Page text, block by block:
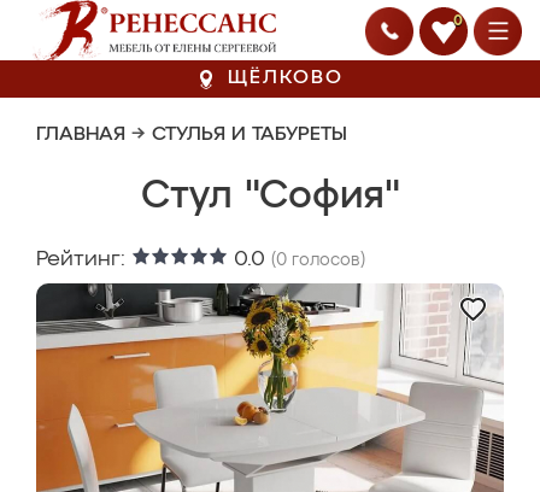
0
ЩЁЛКОВО
ГЛАВНАЯ → СТУЛЬЯ И ТАБУРЕТЫ
Стул "София"
Рейтинг: 0.0 (0 голосов)